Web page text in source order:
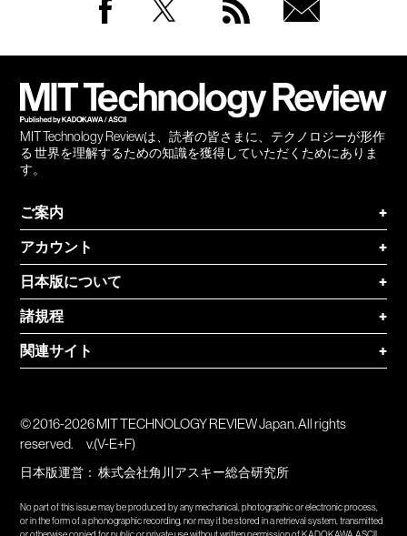
MIT Technology Reviewは、読者の皆さまに、テクノロジーが形作
る 世界を理解するための知識を獲得していただくためにありま
す。
ご案内
+
アカウント
+
日本版について
+
諸規程
+
関連サイト
+
© 2016-2026 MIT TECHNOLOGY REVIEW Japan. All rights
reserved.
v.(V-E+F)
日本版運営：株式会社角川アスキー総合研究所
No part of this issue may be produced by any mechanical, photographic or electronic process,
or in the form of a phonographic recording, nor may it be stored in a retrieval system, transmitted